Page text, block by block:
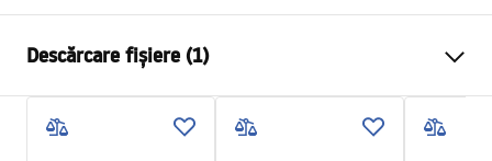
Material
Metodă de montaj
Cu șuruburi
Latime
180
Descărcare fișiere (1)
Condiții de garanție